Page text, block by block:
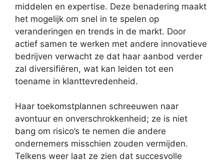
middelen en expertise. Deze benadering maakt
het mogelijk om snel in te spelen op
veranderingen en trends in de markt. Door
actief samen te werken met andere innovatieve
bedrijven verwacht ze dat haar aanbod verder
zal diversifiëren, wat kan leiden tot een
toename in klanttevredenheid.
Haar toekomstplannen schreeuwen naar
avontuur en onverschrokkenheid; ze is niet
bang om risico’s te nemen die andere
ondernemers misschien zouden vermijden.
Telkens weer laat ze zien dat succesvolle